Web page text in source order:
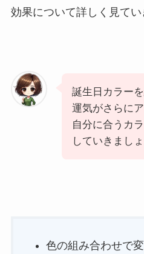
効果について詳しく見てい
誕生日カラー
運気がさらにア
自分に合うカ
していきましょ
色の組み合わせで